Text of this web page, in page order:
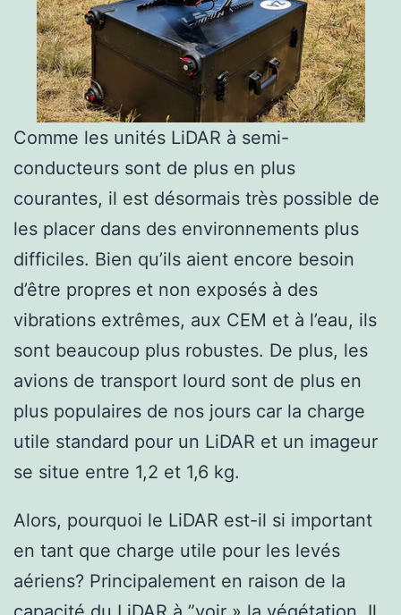
Comme les unités LiDAR à semi-
conducteurs sont de plus en plus
courantes, il est désormais très possible de
les placer dans des environnements plus
difficiles. Bien qu’ils aient encore besoin
d’être propres et non exposés à des
vibrations extrêmes, aux CEM et à l’eau, ils
sont beaucoup plus robustes. De plus, les
avions de transport lourd sont de plus en
plus populaires de nos jours car la charge
utile standard pour un LiDAR et un imageur
se situe entre 1,2 et 1,6 kg.
Alors, pourquoi le LiDAR est-il si important
en tant que charge utile pour les levés
aériens? Principalement en raison de la